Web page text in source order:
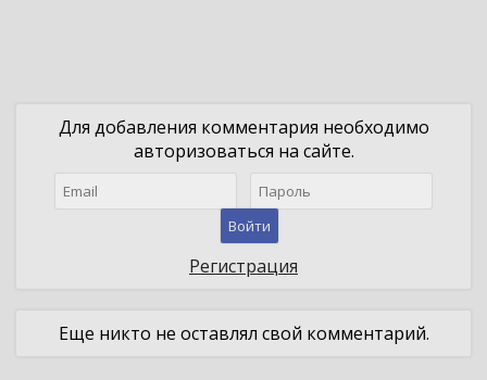
Для добавления комментария необходимо
авторизоваться на сайте.
Войти
Регистрация
Еще никто не оставлял свой комментарий.